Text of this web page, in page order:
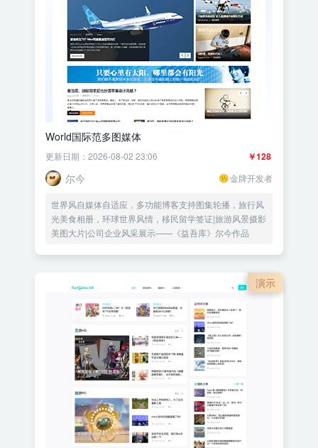
World国际范多图媒体
￥128
更新日期：2026-08-02 23:06
尔今 金牌开发者
世界风自媒体自适应，多功能博客支持图集轮播，旅行风
光美食相册，环球世界风情，移民留学签证|旅游风景摄影
美图大片|公司企业风采展示——《益吾库》尔今作品
演示